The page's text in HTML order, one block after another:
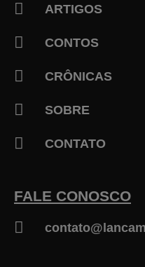
ARTIGOS
CONTOS
CRÔNICAS
SOBRE
CONTATO
FALE CONOSCO